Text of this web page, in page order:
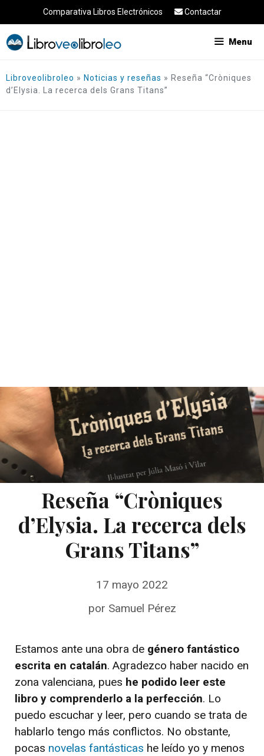
al
contenido
Comparativa Libros Electrónicos Contactar
Menu
Libroveolibroleo » Noticias y reseñas » Reseña “Cròniques
d’Elysia. La recerca dels Grans Titans”
Reseña “Cròniques
d’Elysia. La recerca dels
Grans Titans”
17 mayo 2022
por Samuel Pérez
Estamos ante una obra de género fantástico
escrita en catalán. Agradezco haber nacido en
zona valenciana, pues he podido leer este
libro y comprenderlo a la perfección. Lo
puedo escuchar y leer, pero cuando se trata de
hablarlo tengo más conflictos. No obstante,
pocas novelas fantásticas he leído yo y menos